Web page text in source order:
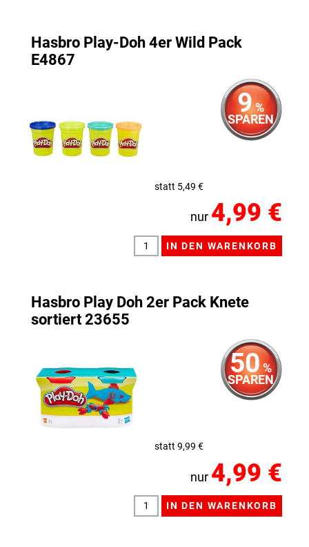
Hasbro Play-Doh 4er Wild Pack
E4867
9%
SPAREN
statt 5,49 €
nur 4,99 €
Hasbro Play Doh 2er Pack Knete
sortiert 23655
50 %
SPAREN
statt 9,99 €
nur 4,99 €